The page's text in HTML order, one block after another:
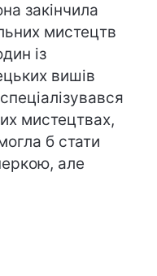
закінчила
мистецтв
із
вишів
мистецтвах,
б стати
але